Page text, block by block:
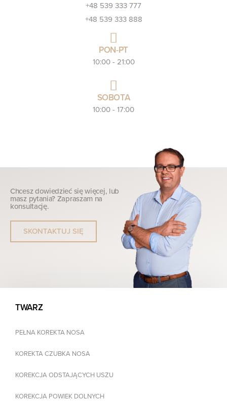
+48 539 333 777
+48 539 333 888
PON-PT
10:00 - 21:00
SOBOTA
10:00 - 17:00
Chcesz dowiedzieć się więcej, lub
masz pytania? Zapraszam na
konsultację.
SKONTAKTUJ SIĘ
TWARZ
PEŁNA KOREKTA NOSA
KOREKTA CZUBKA NOSA
KOREKCJA ODSTAJĄCYCH USZU
KOREKCJA POWIEK DOLNYCH